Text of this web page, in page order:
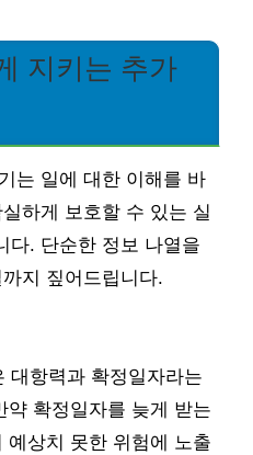
지키는 추가
는 일에 대한 이해를 바
하게 보호할 수 있는 실
다. 단순한 정보 나열을
지 짚어드립니다.
대항력과 확정일자라는
약 확정일자를 늦게 받는
예상치 못한 위험에 노출